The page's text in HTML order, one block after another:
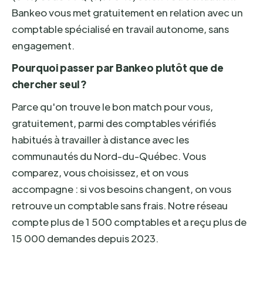
Bankeo vous met gratuitement en relation avec un
comptable spécialisé en travail autonome, sans
engagement.
Pourquoi passer par Bankeo plutôt que de
chercher seul ?
Parce qu'on trouve le bon match pour vous,
gratuitement, parmi des comptables vérifiés
habitués à travailler à distance avec les
communautés du Nord-du-Québec. Vous
comparez, vous choisissez, et on vous
accompagne : si vos besoins changent, on vous
retrouve un comptable sans frais. Notre réseau
compte plus de 1 500 comptables et a reçu plus de
15 000 demandes depuis 2023.